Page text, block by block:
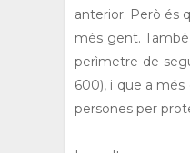
anterior. Però és
més gent.
perìmetre de
600), i que a
persones per